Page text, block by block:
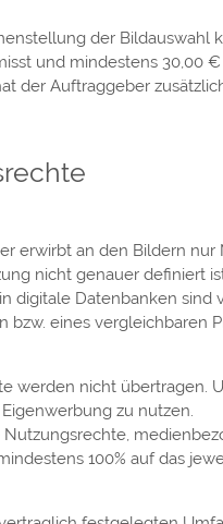
der Bildauswahl
und mindestens 30,00 €
der Auftraggeber
erwirbt an den Bildern
nicht genauer definiert
digitale Datenbanken
bzw. eines vergleichbaren
werden nicht übertragen.
zu nutzen.
Nutzungsrechte,
100% auf das